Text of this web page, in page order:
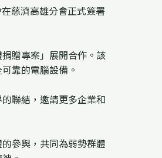
慈濟高雄分會正式簽署
贈專案」展開合作。該
靠的電腦設備。
聯結，邀請更多企業和
參與，共同為弱勢群體